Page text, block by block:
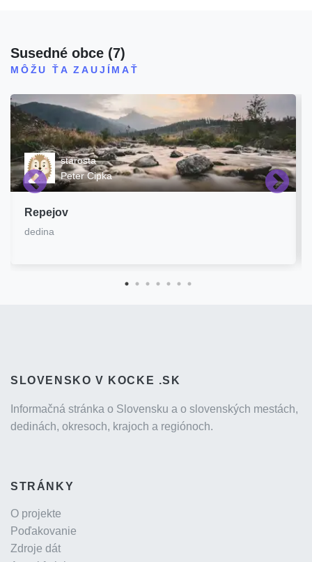
Susedné obce (7)
MÔŽU ŤA ZAUJÍMAŤ
starosta
Peter Cipka
Repejov
dedina
SLOVENSKO V KOCKE .SK
Informačná stránka o Slovensku a o slovenských mestách,
dedinách, okresoch, krajoch a regiónoch.
STRÁNKY
O projekte
Poďakovanie
Zdroje dát